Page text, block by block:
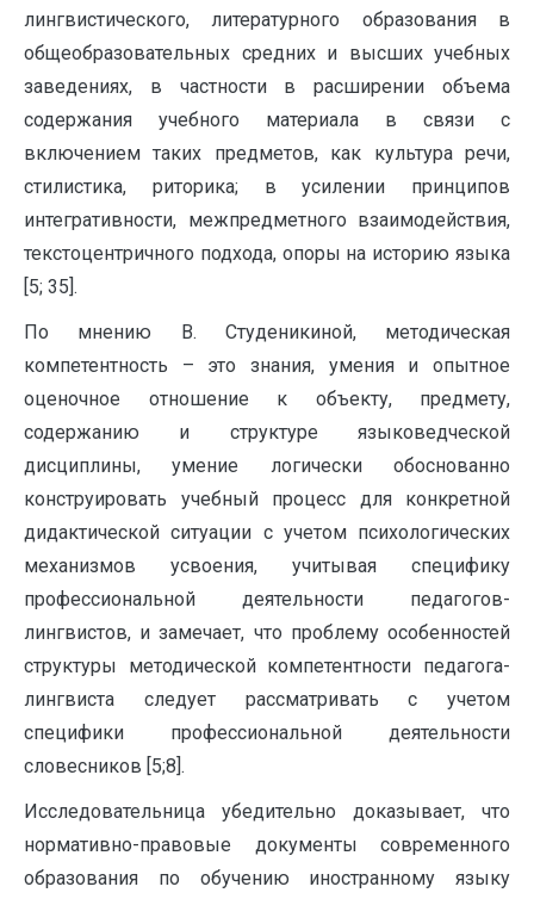
лингвистического, литературного образования в
общеобразовательных средних и высших учебных
заведениях, в частности в расширении объема
содержания учебного материала в связи с
включением таких предметов, как культура речи,
стилистика, риторика; в усилении принципов
интегративности, межпредметного взаимодействия,
текстоцентричного подхода, опоры на историю языка
[5; 35].
По мнению В. Студеникиной, методическая
компетентность – это знания, умения и опытное
оценочное отношение к объекту, предмету,
содержанию и структуре языковедческой
дисциплины, умение логически обоснованно
конструировать учебный процесс для конкретной
дидактической ситуации с учетом психологических
механизмов усвоения, учитывая специфику
профессиональной деятельности педагогов-
лингвистов, и замечает, что проблему особенностей
структуры методической компетентности педагога-
лингвиста следует рассматривать с учетом
специфики профессиональной деятельности
словесников [5;8].
Исследовательница убедительно доказывает, что
нормативно-правовые документы современного
образования по обучению иностранному языку